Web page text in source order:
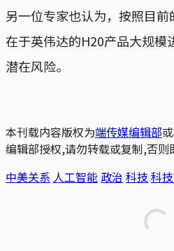
另一位专家也认为，按照目
在于英伟达的H20产品大规模
潜在风险。
本刊载内容版权为端传媒编辑部
编辑部授权,请勿转载或复制,否则
中美关系 人工智能 政治 科技 科